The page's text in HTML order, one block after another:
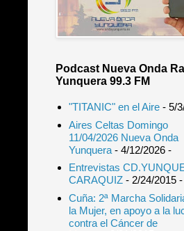
Podcast Nueva Onda
Yunquera 99.3 FM
"TITANIC" en el Aire- 5/
Aires Celtas Domingo
11/04/2026 Nueva Onda
Yunquera- 4/12/2026-
Entrevistas
CARAQUIZ- 2/24/2015-
Cuña: 2ª Marcha
la Mujer, en apoyo a la
contra el Cáncer de